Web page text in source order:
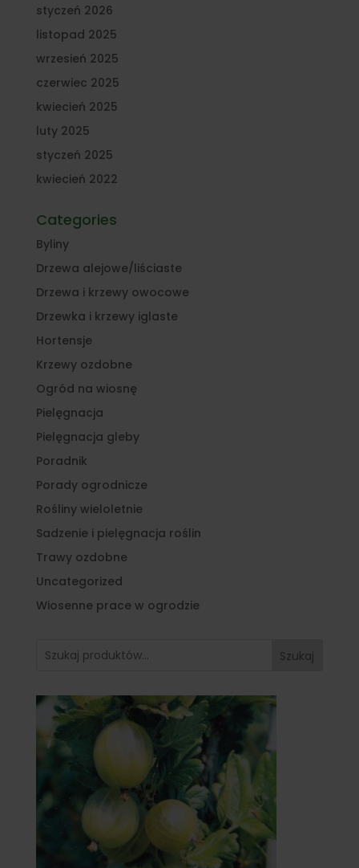
styczeń 2026
listopad 2025
wrzesień 2025
czerwiec 2025
kwiecień 2025
luty 2025
styczeń 2025
kwiecień 2022
Categories
Byliny
Drzewa alejowe/liściaste
Drzewa i krzewy owocowe
Drzewka i krzewy iglaste
Hortensje
Krzewy ozdobne
Ogród na wiosnę
Pielęgnacja
Pielęgnacja gleby
Poradnik
Porady ogrodnicze
Rośliny wieloletnie
Sadzenie i pielęgnacja roślin
Trawy ozdobne
Uncategorized
Wiosenne prace w ogrodzie
Szukaj